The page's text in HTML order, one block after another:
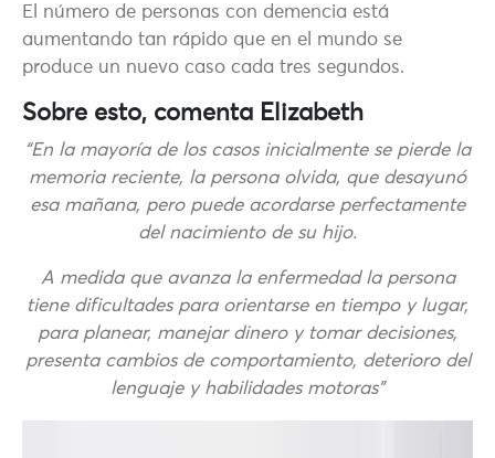
El número de personas con demencia está
aumentando tan rápido que en el mundo se
produce un nuevo caso cada tres segundos.
Sobre esto, comenta Elizabeth
“En la mayoría de los casos inicialmente se pierde la
memoria reciente, la persona olvida, que desayunó
esa mañana, pero puede acordarse perfectamente
del nacimiento de su hijo.
A medida que avanza la enfermedad la persona
tiene dificultades para orientarse en tiempo y lugar,
para planear, manejar dinero y tomar decisiones,
presenta cambios de comportamiento, deterioro del
lenguaje y habilidades motoras”